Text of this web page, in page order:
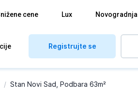
cene Lux Novogradnja
Registrujte se
/ Stan Novi Sad, Podbara 63m²